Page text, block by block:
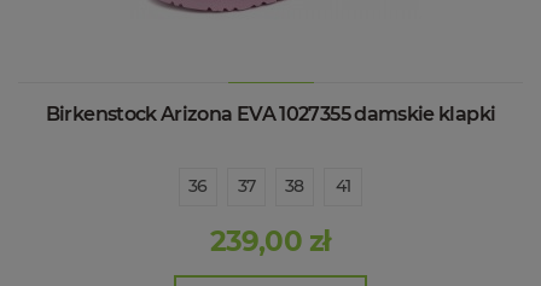
Birkenstock Arizona EVA 1027355 damskie klapki
36 37 38 41
239,00 zł